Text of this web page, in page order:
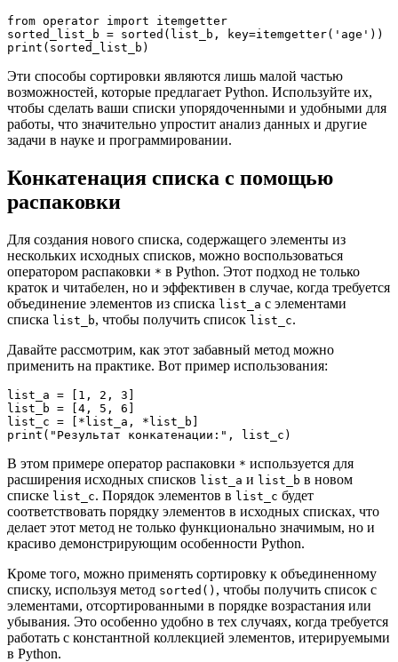
from operator import itemgetter
sorted_list_b = sorted(list_b, key=itemgetter('age'))
Эти способы сортировки являются лишь малой частью
возможностей, которые предлагает Python. Используйте их,
чтобы сделать ваши списки упорядоченными и удобными для
работы, что значительно упростит анализ данных и другие
задачи в науке и программировании.
Конкатенация списка с помощью
распаковки
Для создания нового списка, содержащего элементы из
нескольких исходных списков, можно воспользоваться
оператором распаковки * в Python. Этот подход не только
краток и читабелен, но и эффективен в случае, когда требуется
объединение элементов из списка list_a с элементами
списка list_b, чтобы получить список list_c.
Давайте рассмотрим, как этот забавный метод можно
применить на практике. Вот пример использования:
list_a = [1, 2, 3]
list_b = [4, 5, 6]
list_c = [*list_a, *list_b]
В этом примере оператор распаковки * используется для
расширения исходных списков list_a и list_b в новом
списке list_c. Порядок элементов в list_c будет
соответствовать порядку элементов в исходных списках, что
делает этот метод не только функционально значимым, но и
красиво демонстрирующим особенности Python.
Кроме того, можно применять сортировку к объединенному
списку, используя метод sorted() , чтобы получить список с
элементами, отсортированными в порядке возрастания или
убывания. Это особенно удобно в тех случаях, когда требуется
работать с константной коллекцией элементов, итерируемыми
в Python.